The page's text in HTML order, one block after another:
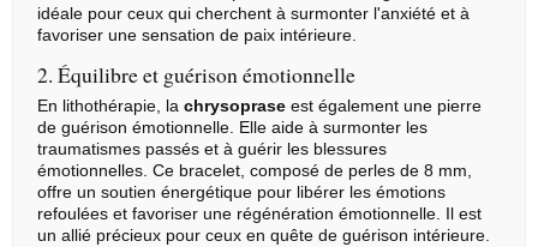
idéale pour ceux qui cherchent à surmonter l'anxiété et à
favoriser une sensation de paix intérieure.
2. Équilibre et guérison émotionnelle
En lithothérapie, la chrysoprase est également une pierre
de guérison émotionnelle. Elle aide à surmonter les
traumatismes passés et à guérir les blessures
émotionnelles. Ce bracelet, composé de perles de 8 mm,
offre un soutien énergétique pour libérer les émotions
refoulées et favoriser une régénération émotionnelle. Il est
un allié précieux pour ceux en quête de guérison intérieure.